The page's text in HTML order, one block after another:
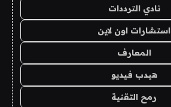
نادي الترددات
استشارات اون لاين
المعارف
هيدب فيديو
رمح التقنية